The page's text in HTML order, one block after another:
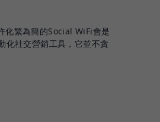
化繁為簡的Social WiFi會是
化社交營銷工具，它並不貪